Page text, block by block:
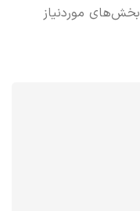
بخش‌های موردنیاز